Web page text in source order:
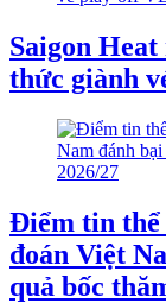
Saigon
thức giành
Điểm tin thể
đoán Việt
quả bốc